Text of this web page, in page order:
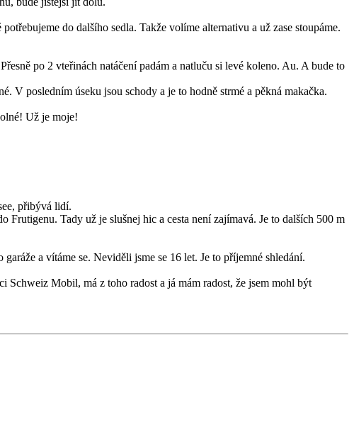
do dalšího sedla. Takže volíme alternativu a už zase stoupáme.
po 2 vteřinách natáčení padám a natluču si levé koleno. Au. A bude to
V posledním úseku jsou schody a je to hodně strmé a pěkná makačka.
Už je moje!
přibývá lidí.
Tady už je slušnej hic a cesta není zajímavá. Je to dalších 500 m
a vítáme se. Neviděli jsme se 16 let. Je to příjemné shledání.
Schweiz Mobil, má z toho radost a já mám radost, že jsem mohl být